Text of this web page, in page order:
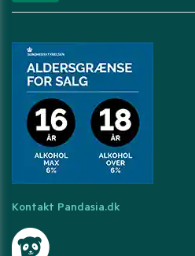
Kontakt Pandasia.dk